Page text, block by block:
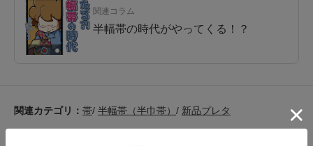
関連コラム
半幅帯の時代がやってくる！？
関連カテゴリ： 帯/ 半幅帯（半巾帯） / 新品プレタ